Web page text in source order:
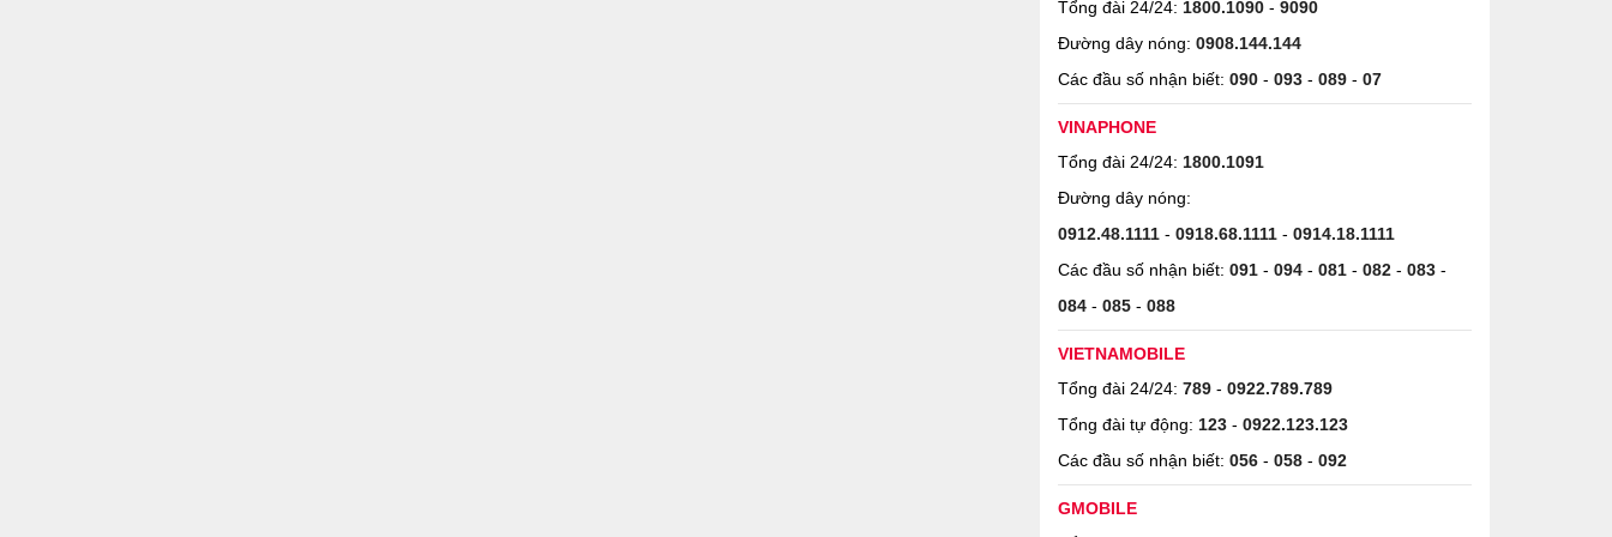
Tổng đài 24/24: 1800.1090 - 9090
Đường dây nóng: 0908.144.144
Các đầu số nhận biết: 090 - 093 - 089 - 07
VINAPHONE
Tổng đài 24/24: 1800.1091
Đường dây nóng:
0912.48.1111 - 0918.68.1111 - 0914.18.1111
Các đầu số nhận biết: 091 - 094 - 081 - 082 - 083 -
084 - 085 - 088
VIETNAMOBILE
Tổng đài 24/24: 789 - 0922.789.789
Tổng đài tự động: 123 - 0922.123.123
Các đầu số nhận biết: 056 - 058 - 092
GMOBILE